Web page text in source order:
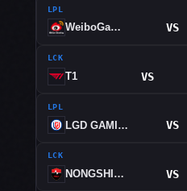
LPL
WeiboGaming VS
LCK
T1 VS
LPL
LGD GAMING VS
LCK
NONGSHIM RED FORCE VS